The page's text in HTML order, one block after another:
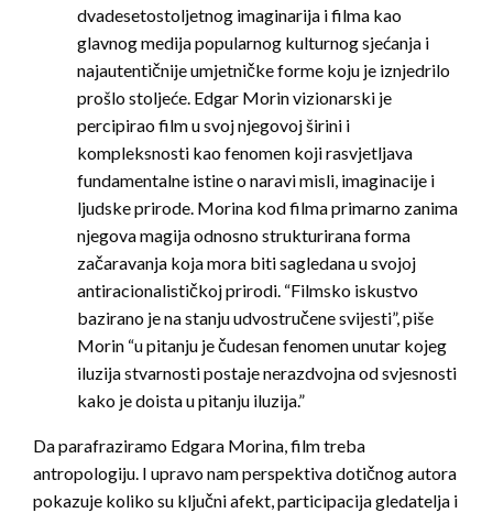
dvadesetostoljetnog imaginarija i filma kao
glavnog medija popularnog kulturnog sjećanja i
najautentičnije umjetničke forme koju je iznjedrilo
prošlo stoljeće. Edgar Morin vizionarski je
percipirao film u svoj njegovoj širini i
kompleksnosti kao fenomen koji rasvjetljava
fundamentalne istine o naravi misli, imaginacije i
ljudske prirode. Morina kod filma primarno zanima
njegova magija odnosno strukturirana forma
začaravanja koja mora biti sagledana u svojoj
antiracionalističkoj prirodi. “Filmsko iskustvo
bazirano je na stanju udvostručene svijesti”, piše
Morin “u pitanju je čudesan fenomen unutar kojeg
iluzija stvarnosti postaje nerazdvojna od svjesnosti
kako je doista u pitanju iluzija.”
Da parafraziramo Edgara Morina, film treba
antropologiju. I upravo nam perspektiva dotičnog autora
pokazuje koliko su ključni afekt, participacija gledatelja i